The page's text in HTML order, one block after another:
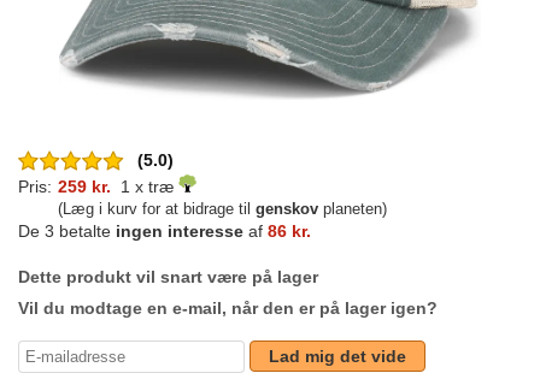
(5.0)
Pris: 259 kr. 1 x træ
(Læg i kurv for at bidrage til genskov planeten)
De 3 betalte ingen interesse af 86 kr.
Dette produkt vil snart være på lager
Vil du modtage en e-mail, når den er på lager igen?
Lad mig det vide